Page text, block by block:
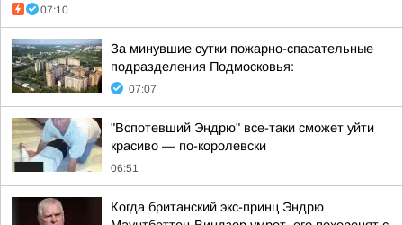
07:10
За минувшие сутки пожарно-спасательные
подразделения Подмосковья:
07:07
"Вспотевший Эндрю" все-таки сможет уйти
красиво — по-королевски
06:51
Когда британский экс-принц Эндрю